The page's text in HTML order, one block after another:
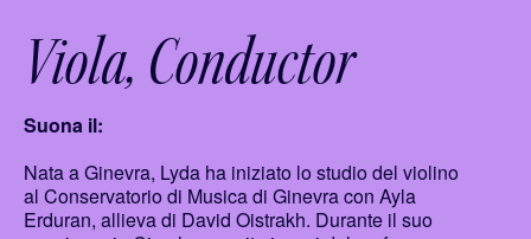
Viola Conductor
Suona il:
Nata a Ginevra, Lyda ha iniziato lo studio del violino
al Conservatorio di Musica di Ginevra con Ayla
Erduran, allieva di David Oistrakh. Durante il suo